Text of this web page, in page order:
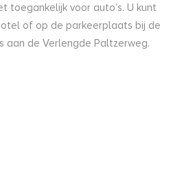
toegankelijk voor auto’s. U kunt
of op de parkeerplaats bij de
aan de Verlengde Paltzerweg.